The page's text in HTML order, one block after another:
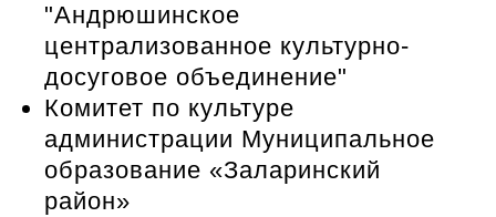
"Андрюшинское
централизованное культурно-
досуговое объединение"
Комитет по культуре
администрации Муниципальное
образование «Заларинский
район»